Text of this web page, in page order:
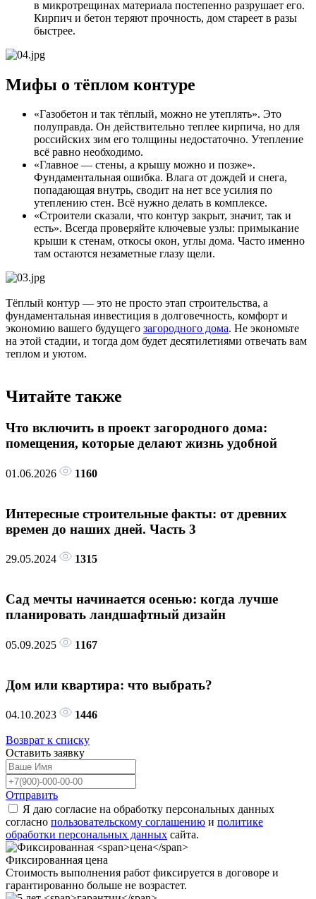
в микротрещинах материала постепенно разрушает его.
Кирпич и бетон теряют прочность, дом стареет в разы
быстрее.
Мифы о тёплом контуре
«Газобетон и так тёплый, можно не утеплять». Это
полуправда. Он действительно теплее кирпича, но для
российских зим его толщины недостаточно. Утепление
всё равно необходимо.
«Главное — стены, а крышу можно и позже».
Фундаментальная ошибка. Влага от дождей и снега,
попадающая внутрь, сводит на нет все усилия по
утеплению стен. Всё нужно делать в комплексе.
«Строители сказали, что контур закрыт, значит, так и
есть». Всегда проверяйте ключевые узлы: примыкание
крыши к стенам, откосы окон, углы дома. Часто именно
там остаются незаметные глазу щели.
Тёплый контур — это не просто этап строительства, а
фундаментальная инвестиция в долговечность, комфорт и
экономию вашего будущего загородного дома. Не экономьте
на этой стадии, и тогда дом будет десятилетиями отвечать вам
теплом и уютом.
Читайте также
Что включить в проект загородного дома:
помещения, которые делают жизнь удобной
01.06.2026 1160
Интересные строительные факты: от древних
времен до наших дней. Часть 3
29.05.2024 1315
Сад мечты начинается осенью: когда лучше
планировать ландшафтный дизайн
05.09.2025 1167
Дом или квартира: что выбрать?
04.10.2023 1446
Возврат к списку
Оставить заявку
Отправить
Я даю согласие на обработку персональных данных
согласно пользовательскому соглашению и политике
обработки персональных данных сайта.
Фиксированная цена
Стоимость выполнения работ фиксируется в договоре и
гарантированно больше не возрастет.